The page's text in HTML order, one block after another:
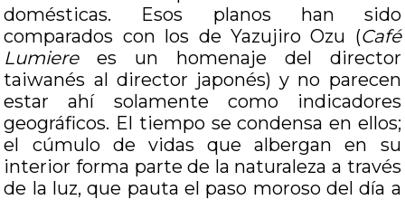
domésticas. Esos planos han sido
comparados con los de Yazujiro Ozu (Café
Lumierees un homenaje del director
taiwanés al director japonés) y no parecen
estar ahí solamente como indicadores
geográficos. El tiempo se condensa en ellos;
el cúmulo de vidas que albergan en su
interior forma parte de la naturaleza a través
de la luz, que pauta el paso moroso del día a